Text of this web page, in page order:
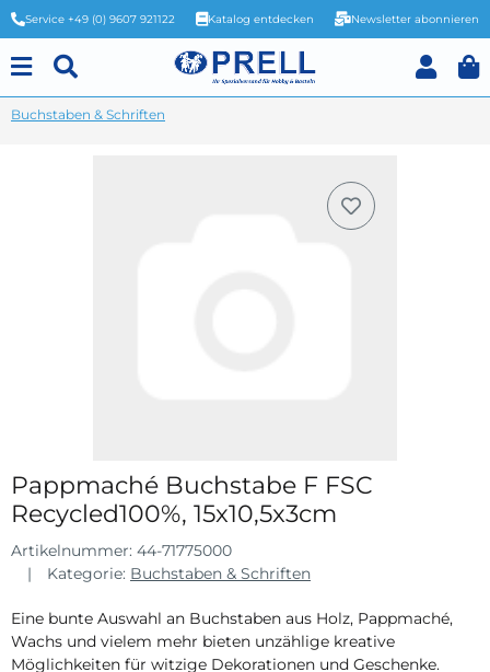
Service +49 (0) 9607 921122 Katalog entdecken Newsletter abonnieren
Buchstaben & Schriften
Pappmaché Buchstabe F FSC
Recycled100%, 15x10,5x3cm
Artikelnummer: 44-71775000
Kategorie: Buchstaben & Schriften
Eine bunte Auswahl an Buchstaben aus Holz, Pappmaché,
Wachs und vielem mehr bieten unzählige kreative
Möglichkeiten für witzige Dekorationen und Geschenke.